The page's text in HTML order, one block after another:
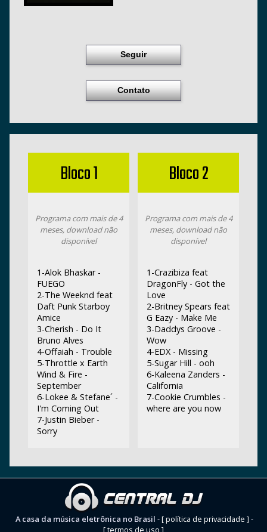
Seguir
Contato
Bloco 1
Programa com mais de 4
meses, download não
disponível
1-Alok Bhaskar -
FUEGO
2-The Weeknd feat
Daft Punk Starboy
Amice
3-Cherish - Do It
Bruno Alves
4-Offaiah - Trouble
5-Throttle x Earth
Wind & Fire -
September
6-Lokee & Stefane´ -
I'm Coming Out
7-Justin Bieber -
Sorry
Bloco 2
Programa com mais de 4
meses, download não
disponível
1-Crazibiza feat
DragonFly - Got the
Love
2-Britney Spears feat
G Eazy - Make Me
3-Daddys Groove -
Wow
4-EDX - Missing
5-Sugar Hill - ooh
6-Kaleena Zanders -
California
7-Cookie Crumbles -
where are you now
A casa da música eletrônica no Brasil -[ política de privacidade ] -
[ termos de uso ]